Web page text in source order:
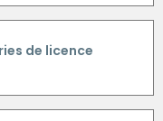
de licence